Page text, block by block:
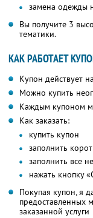
замена одежды
Вы получите 3
тематики.
КАК РАБОТАЕТ
Купон действует
Можно купить
Каждым купоном
Как заказать:
купить купон
заполнить
заполнить все
нажать кнопку
Покупая купон, я
предоставленных
заказанной услуги